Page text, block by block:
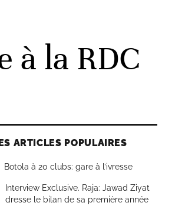
à la RDC
ARTICLES POPULAIRES
Botola à 20 clubs: gare à l’ivresse
Interview Exclusive. Raja: Jawad Ziyat
dresse le bilan de sa première année